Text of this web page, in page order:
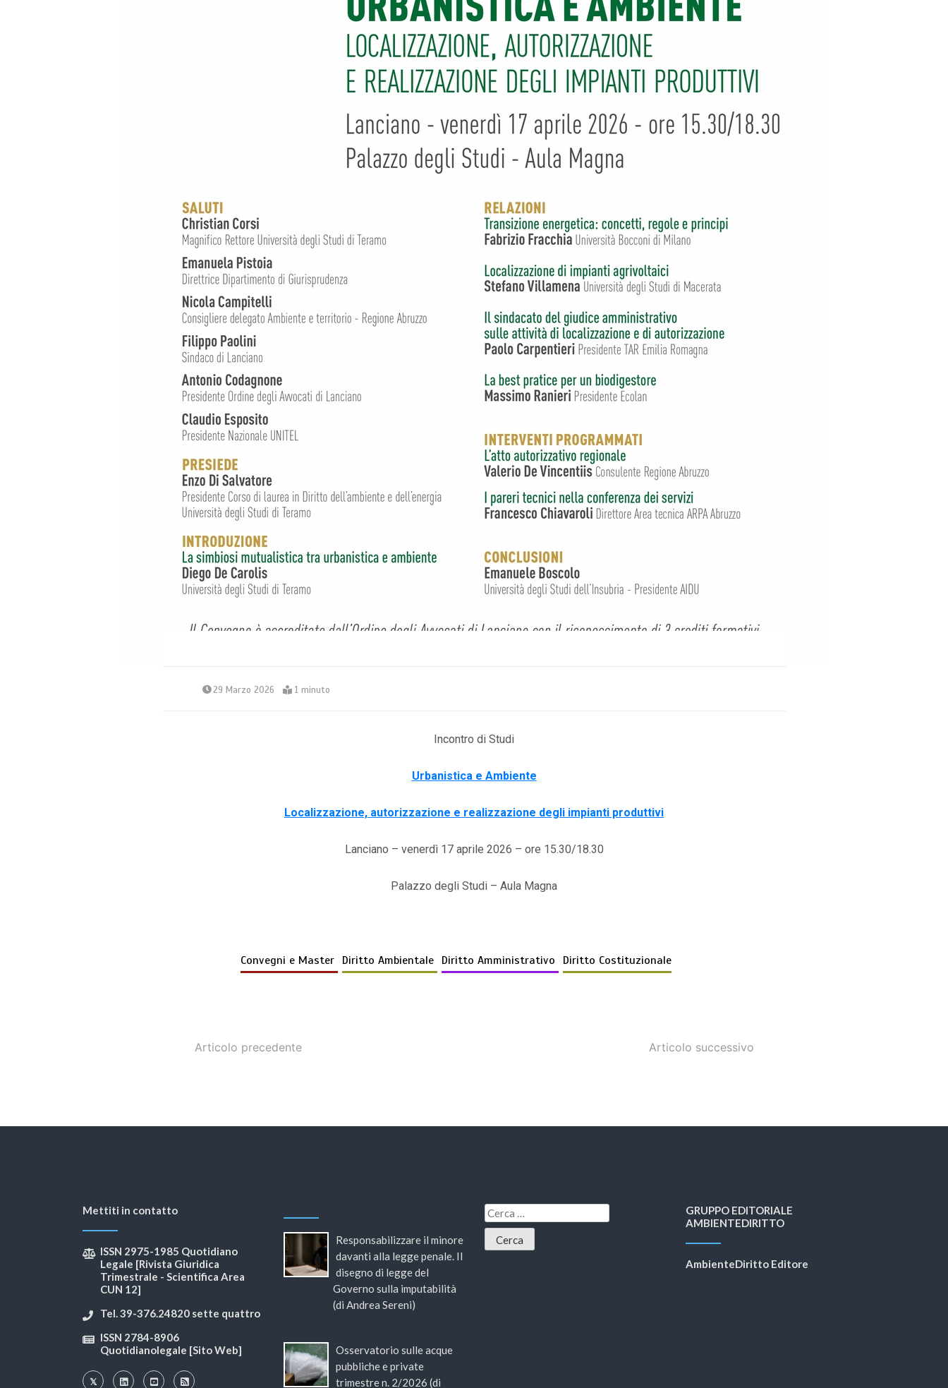
29 Marzo 2026 1 minuto
Incontro di Studi
Urbanistica e Ambiente
Localizzazione, autorizzazione e realizzazione degli impianti produttivi
Lanciano – venerdì 17 aprile 2026 – ore 15.30/18.30
Palazzo degli Studi – Aula Magna
Convegni e Master Diritto Ambientale Diritto Amministrativo Diritto Costituzionale
Articolo precedente Articolo successivo
Mettiti in contatto
ISSN 2975-1985 Quotidiano
Legale [Rivista Giuridica
Trimestrale - Scientifica Area
CUN 12]
Tel. 39-376.24820 sette quattro
ISSN 2784-8906
Quotidianolegale [Sito Web]
Responsabilizzare il minore
davanti alla legge penale. Il
disegno di legge del
Governo sulla imputabilità
(di Andrea Sereni)
Osservatorio sulle acque
pubbliche e private
trimestre n. 2/2026 (di
GRUPPO EDITORIALE
AMBIENTEDIRITTO
AmbienteDiritto Editore